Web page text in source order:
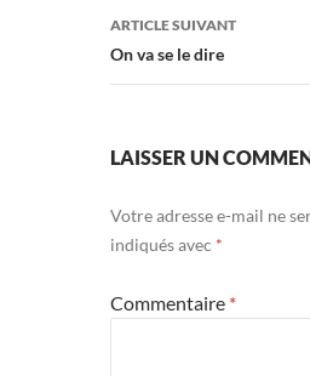
articles
ARTICLE SUIVANT
On va se le dire
LAISSER UN
Votre adresse e-mail ne
indiqués avec *
Commentaire *